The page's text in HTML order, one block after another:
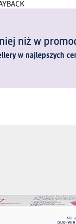
niż w
w najlepszych